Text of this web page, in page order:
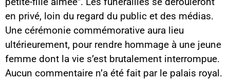
en privé, loin du regard du public et des médias.
Une cérémonie commémorative aura lieu
ultérieurement, pour rendre hommage à une jeune
femme dont la vie s’est brutalement interrompue.
Aucun commentaire n’a été fait par le palais royal.